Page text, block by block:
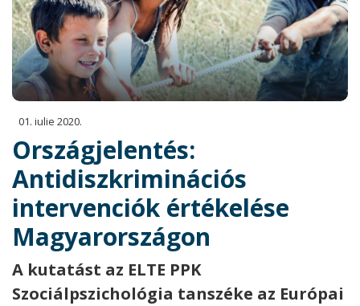
01. iulie 2020.
Országjelentés:
Antidiszkriminációs
intervenciók értékelése
Magyarországon
A kutatást az ELTE PPK
Szociálpszichológia tanszéke az Európai